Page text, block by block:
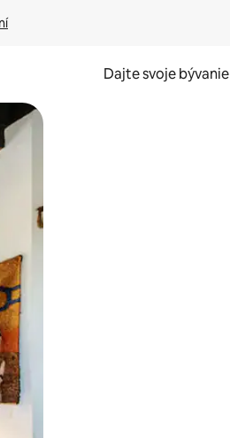
Dajte svoje
dotykových gest či